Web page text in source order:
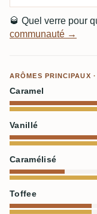
🥃 Quel verre pour
communauté →
ARÔMES PRINCIPAUX
Caramel
Vanillé
Caramélisé
Toffee